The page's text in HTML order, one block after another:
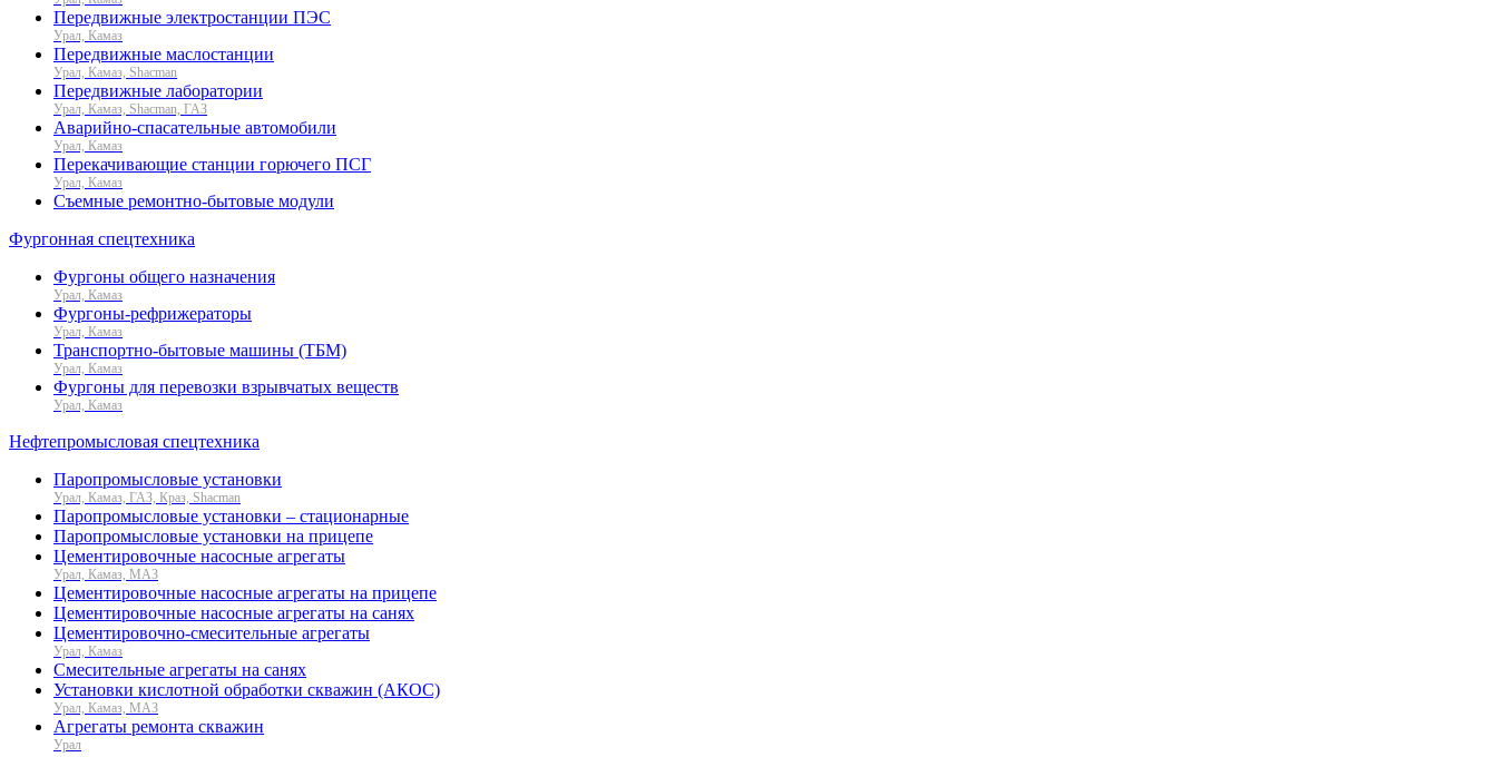
Передвижные электростанции ПЭС
Урал, Камаз
Передвижные маслостанции
Урал, Камаз, Shacman
Передвижные лаборатории
Урал, Камаз, Shacman, ГАЗ
Аварийно-спасательные автомобили
Урал, Камаз
Перекачивающие станции горючего ПСГ
Урал, Камаз
Съемные ремонтно-бытовые модули
Фургонная спецтехника
Фургоны общего назначения
Урал, Камаз
Фургоны-рефрижераторы
Урал, Камаз
Транспортно-бытовые машины (ТБМ)
Урал, Камаз
Фургоны для перевозки взрывчатых веществ
Урал, Камаз
Нефтепромысловая спецтехника
Паропромысловые установки
Урал, Камаз, ГАЗ, Краз, Shacman
Паропромысловые установки – стационарные
Паропромысловые установки на прицепе
Цементировочные насосные агрегаты
Урал, Камаз, МАЗ
Цементировочные насосные агрегаты на прицепе
Цементировочные насосные агрегаты на санях
Цементировочно-смесительные агрегаты
Урал, Камаз
Смесительные агрегаты на санях
Установки кислотной обработки скважин (АКОС)
Урал, Камаз, МАЗ
Агрегаты ремонта скважин
Урал